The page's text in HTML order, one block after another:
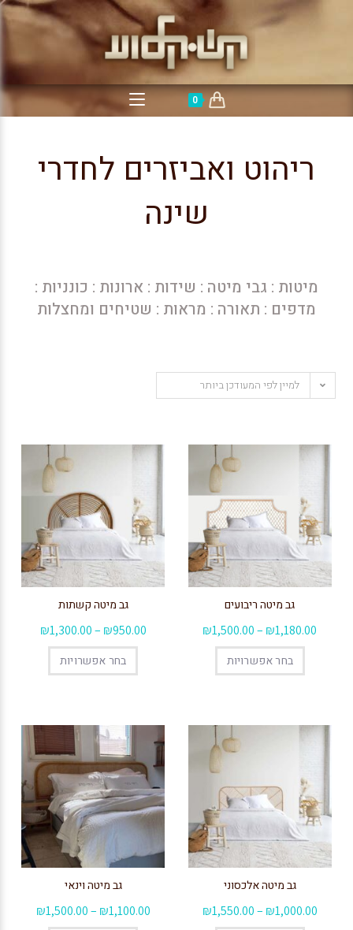
0
ריהוט ואביזרים לחדרי
שינה
מיטות : גבי מיטה : שידות : ארונות : כונניות :
מדפים : תאורה : מראות : שטיחים ומחצלות
למיין לפי המעודכן ביותר
גב מיטה ריבועים
₪1,180.00
–
₪1,500.00
בחר אפשרויות
גב מיטה קשתות
₪950.00
–
₪1,300.00
בחר אפשרויות
גב מיטה אלכסוני
₪1,000.00
–
₪1,550.00
גב מיטה וינאי
₪1,100.00
–
₪1,500.00